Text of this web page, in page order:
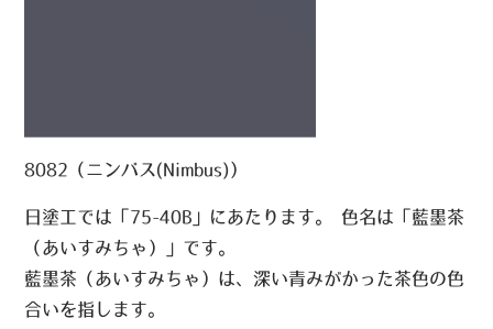
8082（ニンバス(Nimbus)）
日塗工では「75-40B」にあたります。 色名は「藍墨茶
（あいすみちゃ）」です。
藍墨茶（あいすみちゃ）は、深い青みがかった茶色の色
合いを指します。